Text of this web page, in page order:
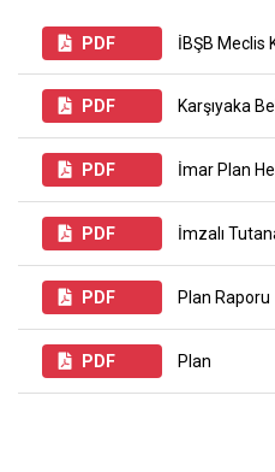
PDF İBŞB Meclis
PDF Karşıyaka
PDF İmar Plan
PDF İmzalı
PDF Plan Raporu
PDF Plan